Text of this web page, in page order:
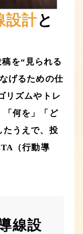
設計と
を“見られる
げるための仕
リズムやトレ
「何を」「ど
たうえで、投
（行動導
線設